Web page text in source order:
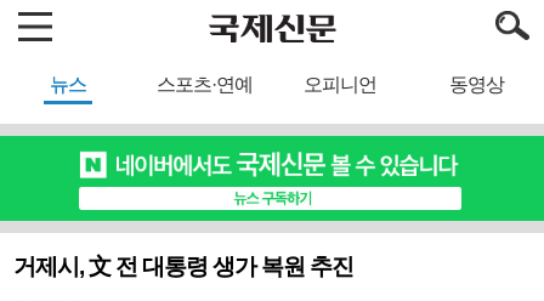
뉴스 스포츠·연예 오피니언 동영상
거제시, 文 전 대통령 생가 복원 추진